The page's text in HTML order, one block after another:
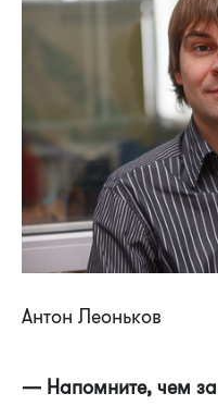
Антон Леоньков
— Напомните, чем